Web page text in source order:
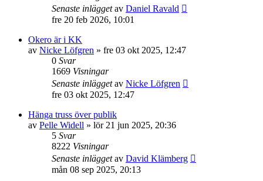
Senaste inläggetav Daniel Ravald
fre 20 feb 2026, 10:01
Okero är i KK
av Nicke Löfgren » fre 03 okt 2025, 12:47
0 Svar
1669 Visningar
Senaste inläggetav Nicke Löfgren
fre 03 okt 2025, 12:47
Hänga truss över publik
av Pelle Widell » lör 21 jun 2025, 20:36
5 Svar
8222 Visningar
Senaste inläggetav David Klämberg
mån 08 sep 2025, 20:13